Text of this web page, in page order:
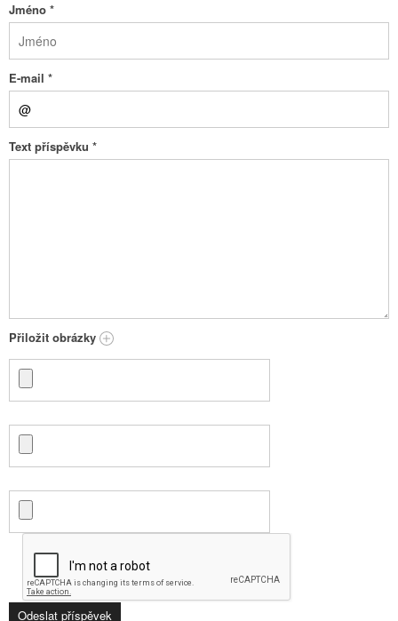
Jméno *
E-mail *
Text příspěvku *
Přiložit obrázky